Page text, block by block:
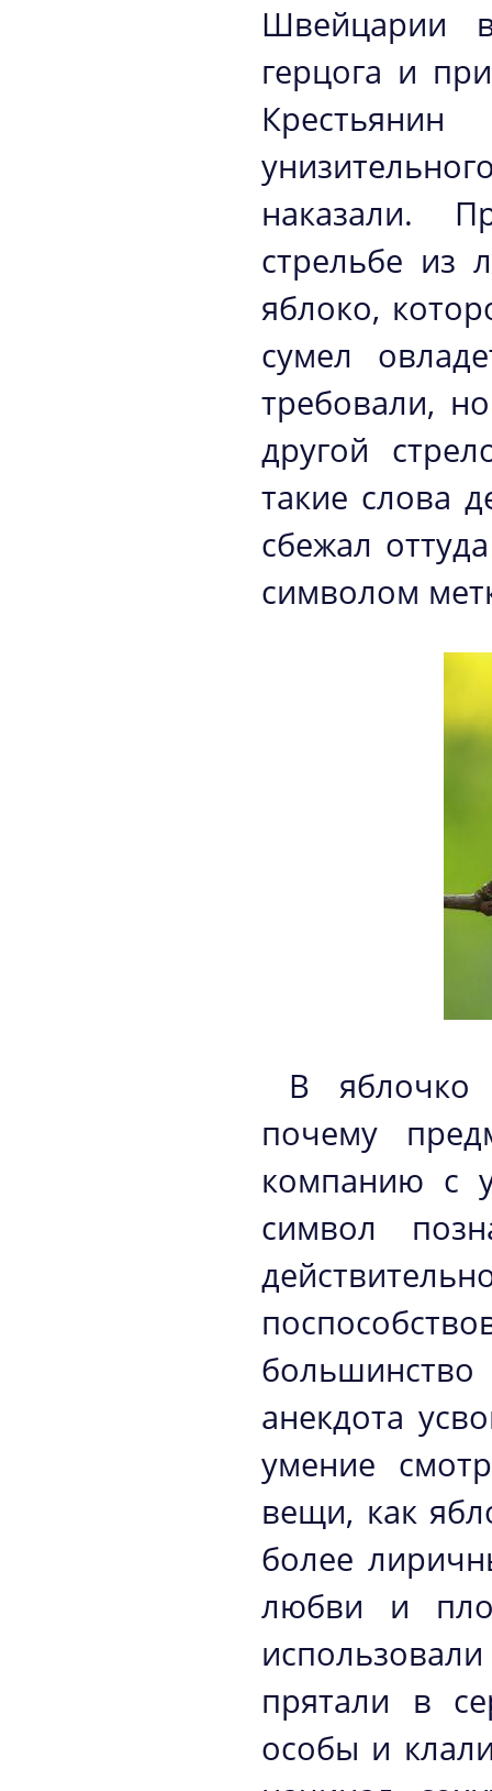
Швейцарии
герцога и
наказали.
стрельбе из
яблоко,
сумел
требовали,
другой
такие слова
сбежал
символом
В яблочко
почему
компанию с
символ
анекдота
умение
вещи, как
более
любви и
прятали в
особы и